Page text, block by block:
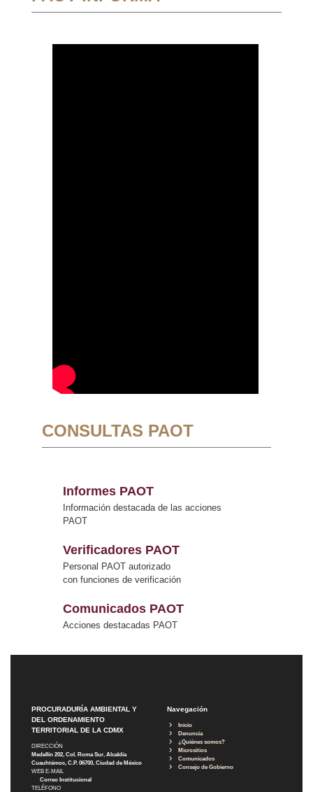
CONSULTAS PAOT
Informes PAOT
Información destacada de las acciones
PAOT
Verificadores PAOT
Personal PAOT autorizado
con funciones de verificación
Comunicados PAOT
Acciones destacadas PAOT
PROCURADURÍA AMBIENTAL Y
DEL ORDENAMIENTO
TERRITORIAL DE LA CDMX
DIRECCIÓN
Medellín 202, Col. Roma Sur, Alcaldía
Cuauhtémoc, C.P. 06700, Ciudad de México
WEB E-MAIL
Correo Institucional
TELÉFONO
Navegación
Inicio
Denuncia
¿Quiénes somos?
Micrositios
Comunicados
Consejo de Gobierno